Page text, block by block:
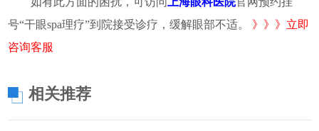
号“干眼spa理疗”到院接受诊疗，缓解眼部不适。 》》》立即
咨询客服
相关推荐